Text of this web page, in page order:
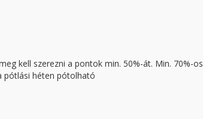
kell szerezni a pontok min. 50%-át. Min. 70%-os
pótlási héten pótolható